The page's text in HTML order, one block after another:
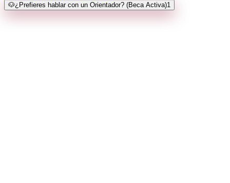
🐶¿Prefieres hablar con un Orientador? (Beca Activa)1